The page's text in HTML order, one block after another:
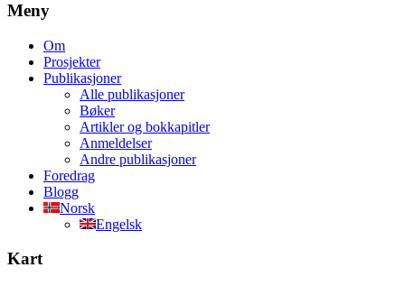
Meny
Om
Prosjekter
Publikasjoner
Alle publikasjoner
Bøker
Artikler og bokkapitler
Anmeldelser
Andre publikasjoner
Foredrag
Blogg
Norsk
Engelsk
Kart